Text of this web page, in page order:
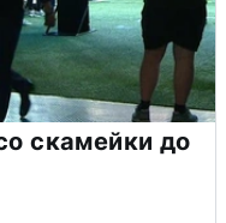
скамейки до